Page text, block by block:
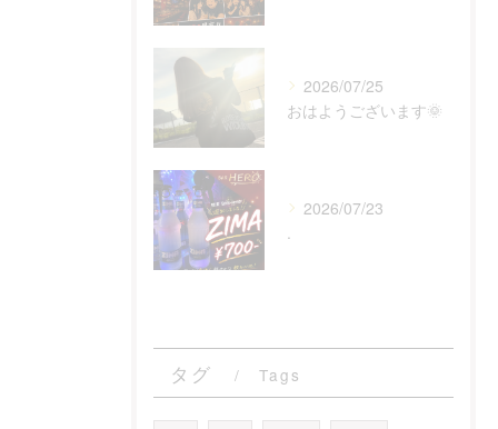
2026/07/25
おはようございます🌞
2026/07/23
.
タグ Tags